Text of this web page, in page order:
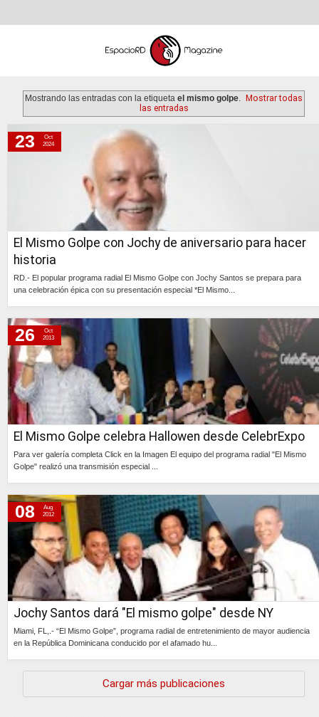
Mostrando las entradas con la etiqueta el mismo golpe.
Mostrar todas
las entradas
miércoles, 23 de octubre de 2024
El Mismo Golpe con Jochy de aniversario para hacer
historia
RD.- El popular programa radial El Mismo Golpe con Jochy Santos se prepara para
una celebración épica con su presentación especial *El Mismo...
23
Oct
2024
sábado, 26 de octubre de 2013
El Mismo Golpe celebra Hallowen desde CelebrExpo
Para ver galería completa Click en la Imagen El equipo del programa radial "El Mismo
Golpe" realizó una transmisión especial ...
26
Oct
2013
miércoles, 8 de agosto de 2012
Jochy Santos dará "El mismo golpe" desde NY
Miami, FL,.- “El Mismo Golpe”, programa radial de entretenimiento de mayor audiencia
en la República Dominicana conducido por el afamado hu...
08
Aug
2012
Cargar más publicaciones